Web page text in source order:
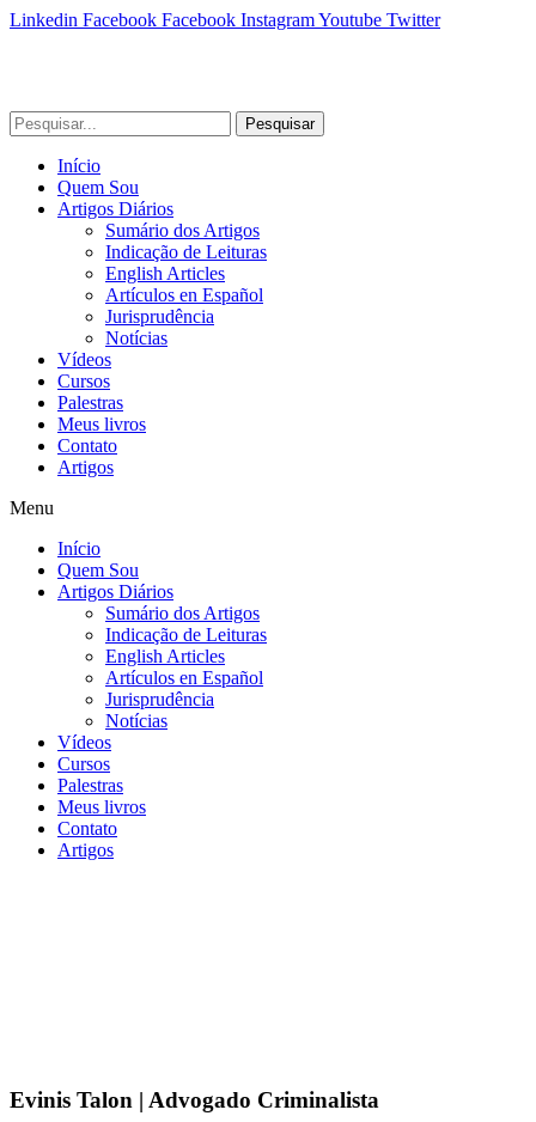
Linkedin Facebook Facebook InstagramYoutube Twitter
Pesquisar
Início
Quem Sou
Artigos Diários
Sumário dos Artigos
Indicação de Leituras
English Articles
Artículos en Español
Jurisprudência
Notícias
Vídeos
Cursos
Palestras
Meus livros
Contato
Artigos
Menu
Início
Quem Sou
Artigos Diários
Sumário dos Artigos
Indicação de Leituras
English Articles
Artículos en Español
Jurisprudência
Notícias
Vídeos
Cursos
Palestras
Meus livros
Contato
Artigos
Evinis Talon | Advogado Criminalista